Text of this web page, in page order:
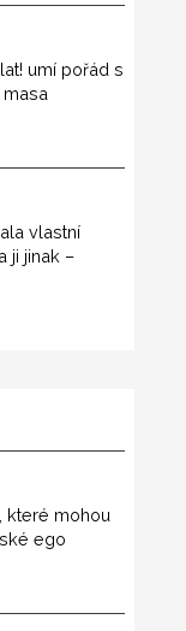
umí pořád s
vlastní
ji jinak –
které mohou
ego